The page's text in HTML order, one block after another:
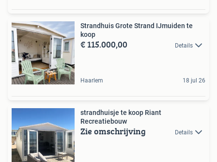
Strandhuis Grote Strand IJmuiden te
koop
€ 115.000,00 Details
Haarlem 18 jul 26
strandhuisje te koop Riant
Recreatiebouw
Zie omschrijving Details